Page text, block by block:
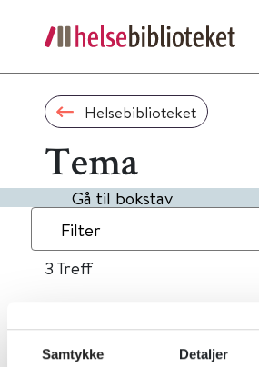
Samtykke Detaljer
Helsebiblioteket
Tema
Gå til bokstav
Filter
3 Treff